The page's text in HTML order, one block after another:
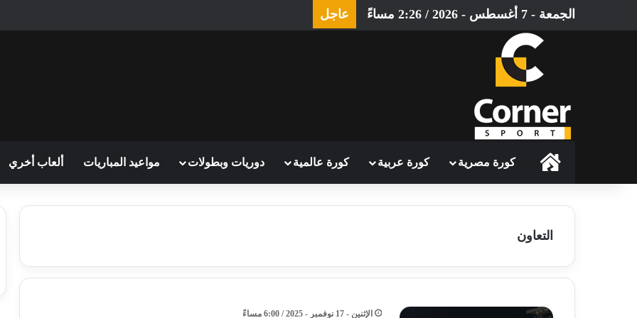
الجمعة - 7 أغسطس - 2026 / 2:26 مساءً عاجل
الرئيسيةكورة مصرية كورة عربية كورة عالمية دوريات وبطولات مواعيد المباريات ألعاب أخري
التعاون
الإثنين - 17 نوفمبر - 2025 / 6:00 مساءً